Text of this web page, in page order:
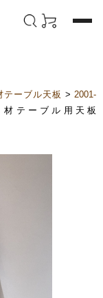
テーブル天板 >2001-
テーブル用天板